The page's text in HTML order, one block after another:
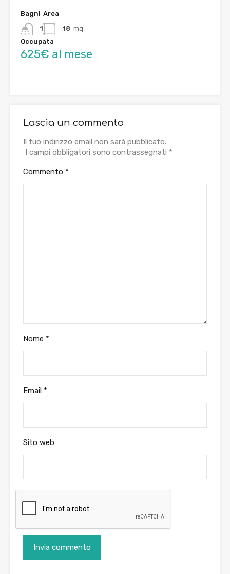
Bagni
1
Area
18 mq
Occupata
625€ al mese
Lascia un commento
Il tuo indirizzo email non sarà pubblicato.
I campi obbligatori sono contrassegnati *
Commento *
Nome *
Email *
Sito web